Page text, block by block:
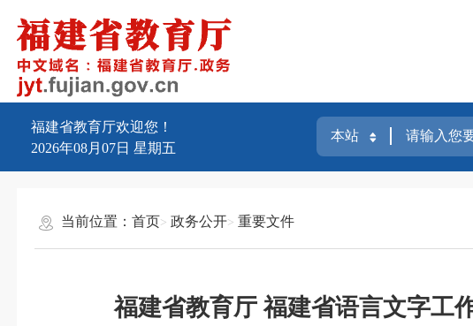
福建省教育厅欢迎您！
2026年08月07日 星期五
当前位置：首页 政务公开 重要文件
福建省教育厅 福建省语言文字工